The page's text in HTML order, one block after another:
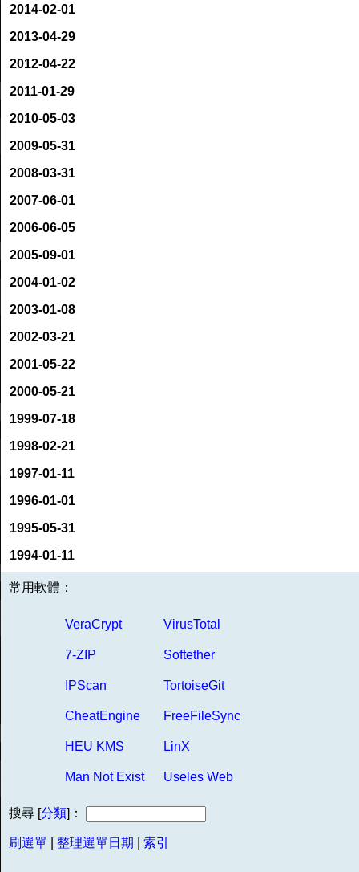
2014-02-01
2013-04-29
2012-04-22
2011-01-29
2010-05-03
2009-05-31
2008-03-31
2007-06-01
2006-06-05
2005-09-01
2004-01-02
2003-01-08
2002-03-21
2001-05-22
2000-05-21
1999-07-18
1998-02-21
1997-01-11
1996-01-01
1995-05-31
1994-01-11
常用軟體：
VeraCrypt VirusTotal
7-ZIP Softether
IPScan TortoiseGit
CheatEngine FreeFileSync
HEU KMS LinX
Man Not Exist Useles Web
搜尋 [分類]：
刷選單 整理選單日期 索引